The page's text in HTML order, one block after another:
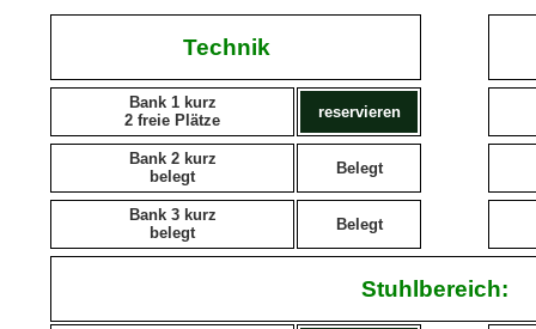
Technik
Bank 1 kurz
2 freie Plätze
reservieren
Bank 2 kurz
belegt
Belegt
Bank 3 kurz
belegt
Belegt
Stuhlbereich: